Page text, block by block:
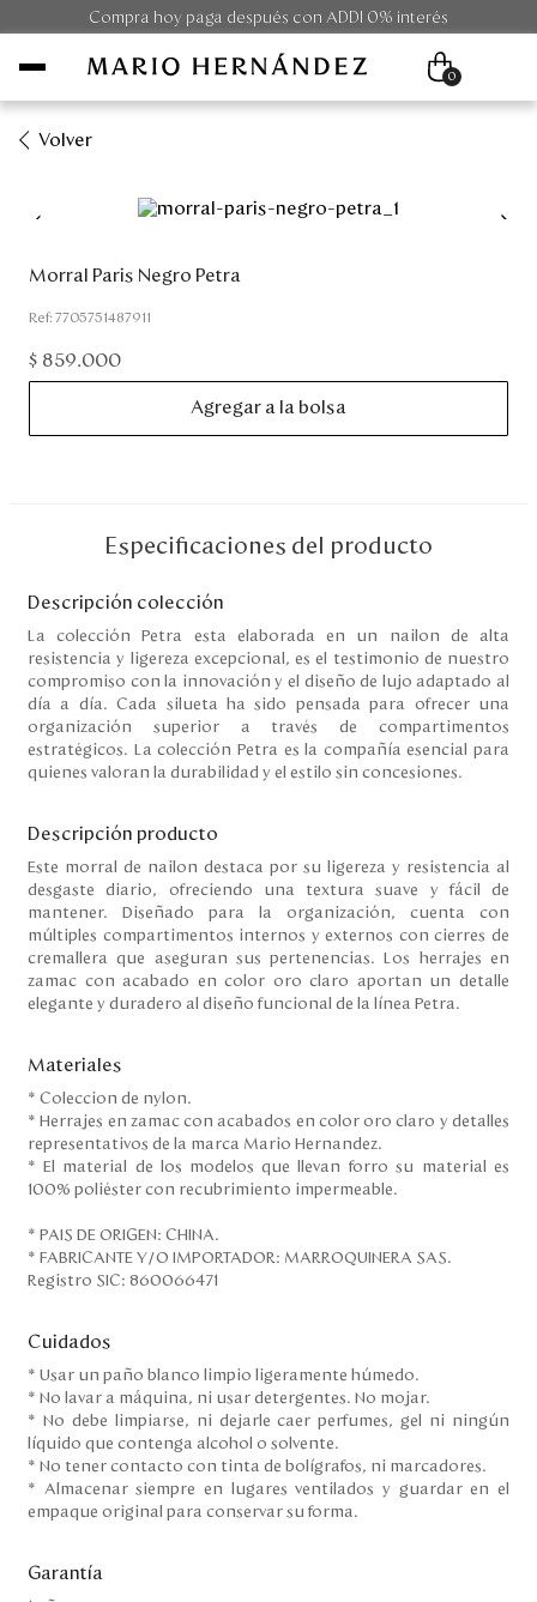
Compra hoy paga después con ADDI 0% interés
Unisex
Viaje
Colecciones
Mi cuenta
Blog
Servicio al cliente
Nuestras Tiendas
Colombia
Costa Rica
Panamá
USA
Venezuela
0
Volver
Morral Paris Negro Petra
:7705751487911
$ 859.000
Agregar a la bolsa
Especificaciones del producto
Descripción colección
La colección Petra esta elaborada en un nailon de alta
resistencia y ligereza excepcional, es el testimonio de nuestro
compromiso con la innovación y el diseño de lujo adaptado al
día a día. Cada silueta ha sido pensada para ofrecer una
organización superior a través de compartimentos
estratégicos. La colección Petra es la compañía esencial para
quienes valoran la durabilidad y el estilo sin concesiones.
Descripción producto
Este morral de nailon destaca por su ligereza y resistencia al
desgaste diario, ofreciendo una textura suave y fácil de
mantener. Diseñado para la organización, cuenta con
múltiples compartimentos internos y externos con cierres de
cremallera que aseguran sus pertenencias. Los herrajes en
zamac con acabado en color oro claro aportan un detalle
elegante y duradero al diseño funcional de la línea Petra.
Materiales
* Coleccion de nylon.
* Herrajes en zamac con acabados en color oro claro y detalles
representativos de la marca Mario Hernandez.
* El material de los modelos que llevan forro su material es
100% poliéster con recubrimiento impermeable.
* PAIS DE ORIGEN: CHINA.
* FABRICANTE Y/O IMPORTADOR: MARROQUINERA SAS.
Registro SIC: 860066471
Cuidados
* Usar un paño blanco limpio ligeramente húmedo.
* No lavar a máquina, ni usar detergentes. No mojar.
* No debe limpiarse, ni dejarle caer perfumes, gel ni ningún
líquido que contenga alcohol o solvente.
* No tener contacto con tinta de bolígrafos, ni marcadores.
* Almacenar siempre en lugares ventilados y guardar en el
empaque original para conservar su forma.
Garantía